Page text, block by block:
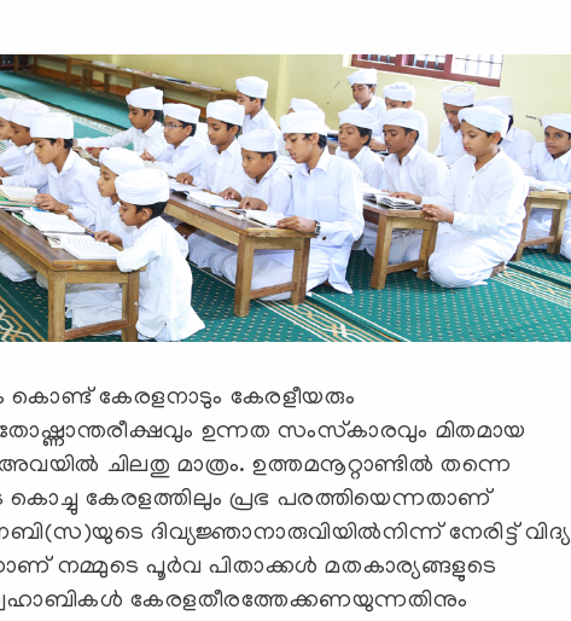
കൊണ്ട് കേരളനാടും കേരളീയരും
ഉന്നത സംസ്‌കാരവും മിതമായ
ചിലതു മാത്രം. ഉത്തമനൂറ്റാണ്ടില്‍ തന്നെ
കൊച്ചു കേരളത്തിലും പ്രഭ പരത്തിയെന്നതാണ്
ദിവ്യജ്ഞാനാരുവിയില്‍നിന്ന് നേരിട്ട് വിദ്യ
നമ്മുടെ പൂര്‍വ പിതാക്കള്‍ മതകാര്യങ്ങളുടെ
കേരളതീരത്തേക്കണയുന്നതിനും